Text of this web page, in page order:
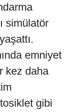
simülatör
emniyet
kez daha
gibi